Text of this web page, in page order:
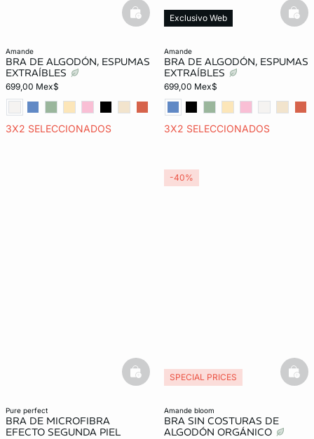
amande
BRA DE ALGODÓN, ESPUMAS
EXTRAÍBLES
699,00 Mex$
3X2 SELECCIONADOS
basketfull
amande
BRA DE ALGODÓN, ESPUMAS
EXTRAÍBLES
699,00 Mex$
3X2 SELECCIONADOS
Exclusivo Web
pure perfect
BRA DE MICROFIBRA
EFECTO SEGUNDA PIEL
basketfull
amande bloom
BRA SIN COSTURAS DE
ALGODÓN ORGÁNICO
SPECIAL PRICES
-40%